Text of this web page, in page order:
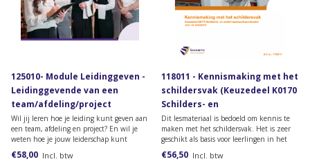
125010- Module Leidinggeven -
Leidinggevende van een
team/afdeling/project
(papieren versie)
Wil jij leren hoe je leiding kunt geven aan
een team, afdeling en project? En wil je
weten hoe je jouw leiderschap kunt
vormgeven? Bestel dan deze module van
het lesmateriaal van de opleiding
€58,00 Incl. btw
118011 - Kennismaking met het
schildersvak (Keuzedeel K0170
Schilders- en
onderhoudswerkzaamheden
voor de assistent)
Dit lesmateriaal is bedoeld om kennis te
maken met het schildersvak. Het is zeer
geschikt als basis voor leerlingen in het
praktijkonderwijs en van de Entree
opleiding in het mbo.
€56,50 Incl. btw